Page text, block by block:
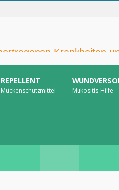
REPELLENT
Mückenschutzmittel Mukositis-Hilfe